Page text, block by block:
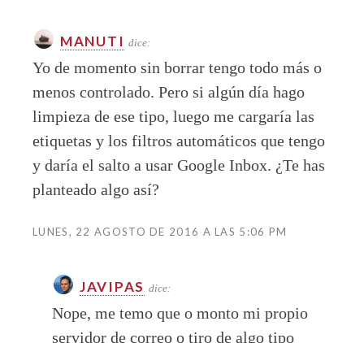
MANUTI dice:
Yo de momento sin borrar tengo todo más o
menos controlado. Pero si algún día hago
limpieza de ese tipo, luego me cargaría las
etiquetas y los filtros automáticos que tengo
y daría el salto a usar Google Inbox. ¿Te has
planteado algo así?
LUNES, 22 AGOSTO DE 2016 A LAS 5:06 PM
JAVIPAS dice:
Nope, me temo que o monto mi propio
servidor de correo o tiro de algo tipo